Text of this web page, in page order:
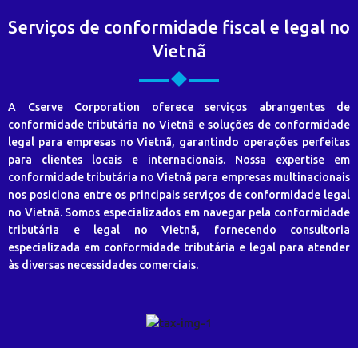
Serviços de conformidade fiscal e legal no
Vietnã
A Cserve Corporation oferece serviços abrangentes de
conformidade tributária no Vietnã e soluções de conformidade
legal para empresas no Vietnã, garantindo operações perfeitas
para clientes locais e internacionais. Nossa expertise em
conformidade tributária no Vietnã para empresas multinacionais
nos posiciona entre os principais serviços de conformidade legal
no Vietnã. Somos especializados em navegar pela conformidade
tributária e legal no Vietnã, fornecendo consultoria
especializada em conformidade tributária e legal para atender
às diversas necessidades comerciais.